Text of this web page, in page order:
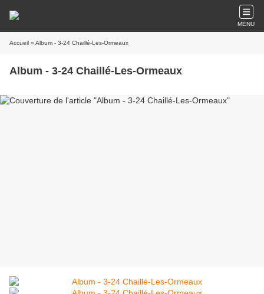
MENU
Accueil » Album - 3-24 Chaillé-Les-Ormeaux
Album - 3-24 Chaillé-Les-Ormeaux